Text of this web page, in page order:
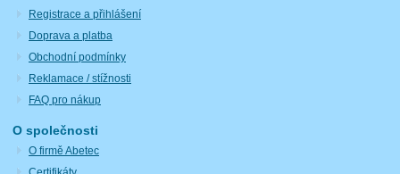
Registrace a přihlášení
Doprava a platba
Obchodní podmínky
Reklamace / stížnosti
FAQ pro nákup
O společnosti
O firmě Abetec